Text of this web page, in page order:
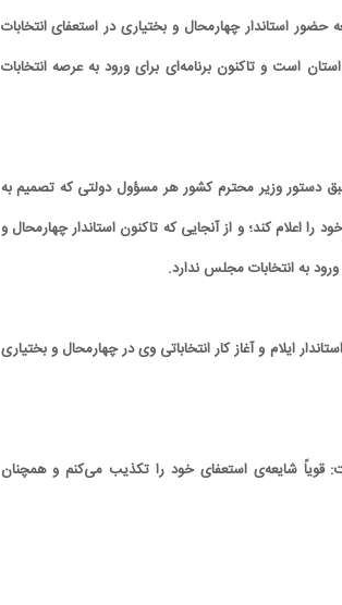
استاندار چهارمحال و بختیاری در استعفای انتخابات
است و تاکنون برنامه‌ای برای ورود به عرصه انتخابات
دستور وزیر محترم کشور هر مسؤول دولتی که تصمیم به
را اعلام کند؛ و از آنجایی که تاکنون استاندار چهارمحال و
به انتخابات مجلس ندارد.
ایلام و آغاز کار انتخاباتی وی در چهارمحال و بختیاری
شایعه‌ی استعفای خود را تکذیب می‌کنم و همچنان